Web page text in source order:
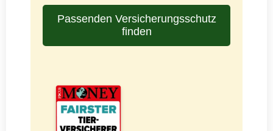
Passenden Versicherungsschutz
finden